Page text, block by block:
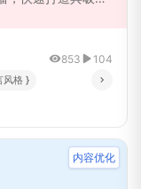
853 104
风格 }
内容优化